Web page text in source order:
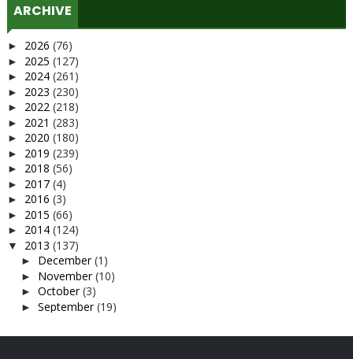
ARCHIVE
► 2026 (76)
► 2025 (127)
► 2024 (261)
► 2023 (230)
► 2022 (218)
► 2021 (283)
► 2020 (180)
► 2019 (239)
► 2018 (56)
► 2017 (4)
► 2016 (3)
► 2015 (66)
► 2014 (124)
▼ 2013 (137)
► December(1)
► November(10)
► October(3)
► September(19)
Plant vs zombie